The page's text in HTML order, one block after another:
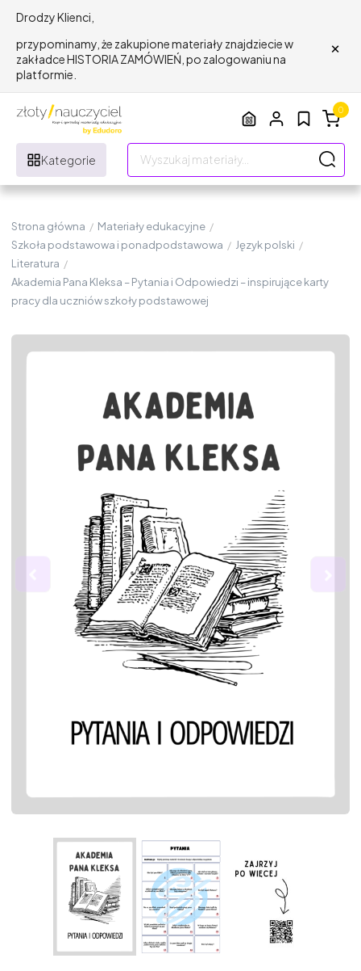
Drodzy Klienci,
przypominamy, że zakupione materiały znajdziecie w
zakładce HISTORIA ZAMÓWIEŃ, po zalogowaniu na
platformie.
×
Kategorie
0
Strona główna / Materiały edukacyjne /
Szkoła podstawowa i ponadpodstawowa / Język polski /
Literatura /
Akademia Pana Kleksa – Pytania i Odpowiedzi – inspirujące karty
pracy dla uczniów szkoły podstawowej